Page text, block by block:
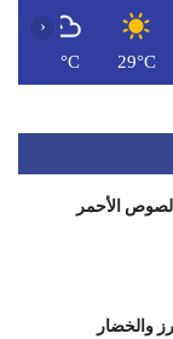
29°C
30°C
‹
الأحمر
والخضار